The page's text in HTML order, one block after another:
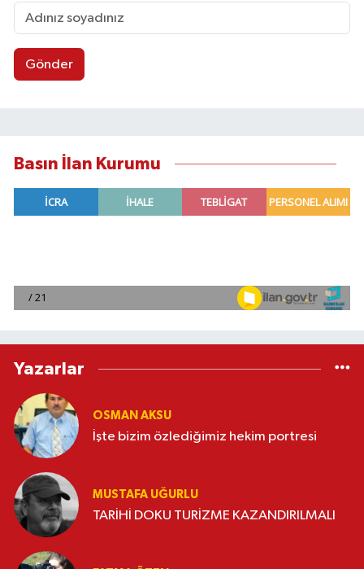
Gönder
Basın İlan Kurumu
Yazarlar
OSMAN AKSU
İşte bizim özlediğimiz hekim portresi
MUSTAFA UĞURLU
TARİHİ DOKU TURİZME KAZANDIRILMALI